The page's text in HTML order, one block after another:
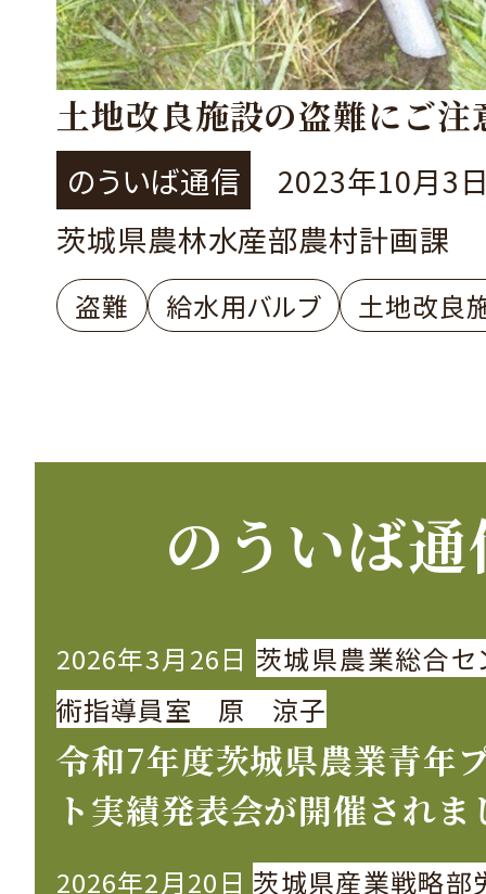
土地改良施設の盗難にご注
のういば通信
2023年10月3
茨城県農林水産部農村計画課
盗難 給水用バルブ 土地改良
のういば
2026年3月26日 茨城県農業総合セ
術指導員室 原 涼子
令和7年度茨城県農業青年
ト実績発表会が開催されま
2026年2月20日 茨城県産業戦略部